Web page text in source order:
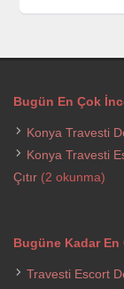
Bugün En Çok
Konya Travesti
Konya Travesti
Çıtır (2 okunma)
Bugüne Kadar
Travesti Escort